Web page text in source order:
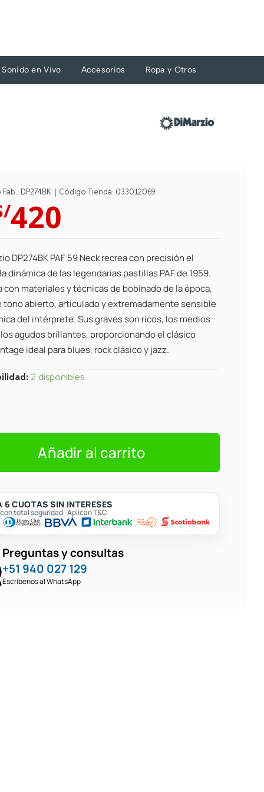
Sonido en Vivo Accesorios Ropa y Otros
DP274BK Código Tienda: 033012069
462.
420
es:
S/420.
DP274BK PAF 59 Neck recrea con precisión el
dinámica de las legendarias pastillas PAF de 1959.
con materiales y técnicas de bobinado de la época,
tono abierto, articulado y extremadamente sensible
del intérprete. Sus graves son ricos, los medios
agudos brillantes, proporcionando el clásico
ideal para blues, rock clásico y jazz.
2 disponibles
Añadir al carrito
6 CUOTAS SIN INTERESES
total seguridad · Aplican T&C
Preguntas y consultas
+51 940 027 129
Escríbenos al WhatsApp